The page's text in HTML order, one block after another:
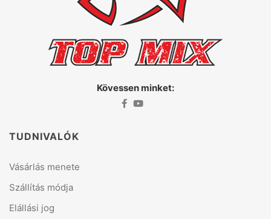
Kövessen minket:
TUDNIVALÓK
Vásárlás menete
Szállítás módja
Elállási jog